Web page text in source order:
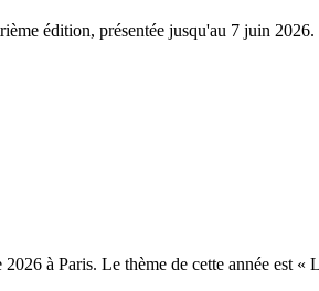
édition, présentée jusqu'au 7 juin 2026.
à Paris. Le thème de cette année est «